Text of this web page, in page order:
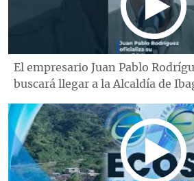
El empresario Juan Pablo
buscará llegar a la Alcaldía de